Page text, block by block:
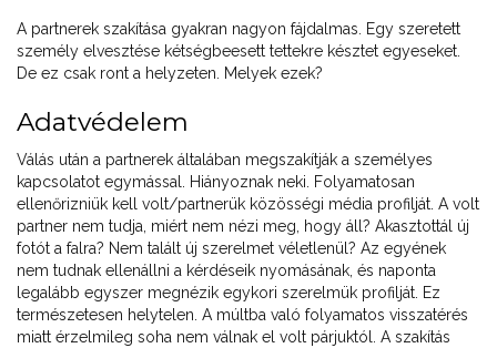
A partnerek szakítása gyakran nagyon fájdalmas. Egy szeretett
személy elvesztése kétségbeesett tettekre késztet egyeseket.
De ez csak ront a helyzeten. Melyek ezek?
Adatvédelem
Válás után a partnerek általában megszakítják a személyes
kapcsolatot egymással. Hiányoznak neki. Folyamatosan
ellenőrizniük kell volt/partnerük közösségi média profilját. A volt
partner nem tudja, miért nem nézi meg, hogy áll? Akasztottál új
fotót a falra? Nem talált új szerelmet véletlenül? Az egyének
nem tudnak ellenállni a kérdéseik nyomásának, és naponta
legalább egyszer megnézik egykori szerelmük profilját. Ez
természetesen helytelen. A múltba való folyamatos visszatérés
miatt érzelmileg soha nem válnak el volt párjuktól. A szakítás